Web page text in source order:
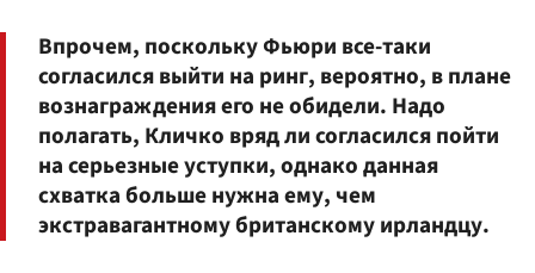
Впрочем, поскольку Фьюри все-таки
согласился выйти на ринг, вероятно, в плане
вознаграждения его не обидели. Надо
полагать, Кличко вряд ли согласился пойти
на серьезные уступки, однако данная
схватка больше нужна ему, чем
экстравагантному британскому ирландцу.